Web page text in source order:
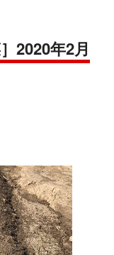
2020年2月